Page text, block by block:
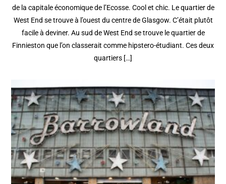
de la capitale économique de l’Ecosse. Cool et chic. Le quartier de
West End se trouve à l’ouest du centre de Glasgow. C’était plutôt
facile à deviner. Au sud de West End se trouve le quartier de
Finnieston que l’on classerait comme hipstero-étudiant. Ces deux
quartiers […]